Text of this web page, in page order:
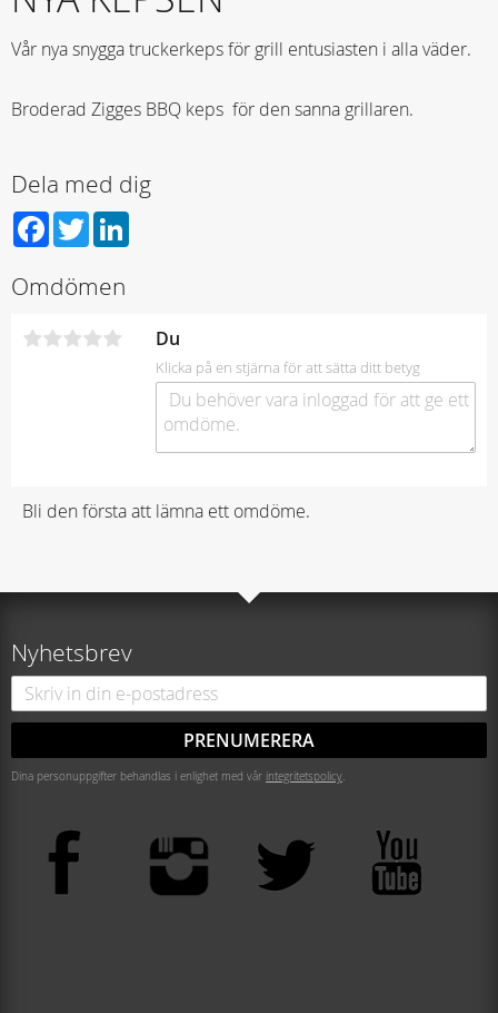
Vår nya snygga truckerkeps för grill entusiasten i alla väder.
Broderad Zigges BBQ keps för den sanna grillaren.
Dela med dig
Facebook
Twitter
Omdömen
Du
Klicka på en stjärna för att sätta ditt betyg
Bli den första att lämna ett omdöme.
Nyhetsbrev
PRENUMERERA
Dina personuppgifter behandlas i enlighet med vår integritetspolicy.